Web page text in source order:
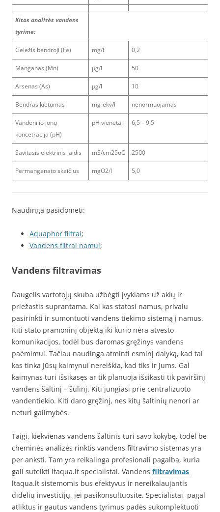
Kitos analitės vandens
tyrime:
Geležis bendroji (Fe) mg/l 0,2
Manganas (Mn) μg/l 50
Arsenas (As) μg/l 10
Bendras kietumas mg-ekv/l nenormuojamas
Vandenilio jonų
koncetracija (pH)
pH vienetai 6,5 – 9,5
Savitasis elektrinis laidis mS/cm25oC 2500
Permanganato skaičius mgO2/l 5,0
Naudinga pasidomėti:
Aquaphor filtrai;
Vandens filtrai namui;
Vandens filtravimas
Daugelis vartotojų skuba užbėgti įvykiams už akių ir
priežastis suprantama. Kai kas statosi namus, privalu
pasirinkti ir sumontuoti vandens tiekimo sistemą į namus.
Kiti stato pramoninį objektą iki kurio nėra atvesto
komunikacijos, todėl bus daromas gręžinys vandens
paėmimui. Tačiau naudinga atminti esminį dalyką, kad tai
kas tinka Jūsų kaimynui nereiškia, kad tiks ir Jums. Gal
kaimynas turi išsikasęs ar tik planuoja išsikasti tik paviršinį
vandens šaltinį – šulinį. Kiti jungiasi prie centralizuoto
vandentiekio. Kiti daro gręžinį, nes kitų šaltinių nenori ar
neturi galimybės.
Taigi, kiekvienas vandens šaltinis turi savo kokybę, todėl be
cheminės analizės rinktis vandens filtravimo sistemas yra
per anksti. Tam yra reikalinga profesionali pagalba, kuria
gali suteikti ltaqua.lt specialistai. Vandens filtravimas
ltaqua.lt sistemomis bus efektyvus ir nereikalaujantis
didelių investicijų, jei pasikonsultuosite. Specialistai, pagal
atliktus ir gautus vandens tyrimus padės sukomplektuoti